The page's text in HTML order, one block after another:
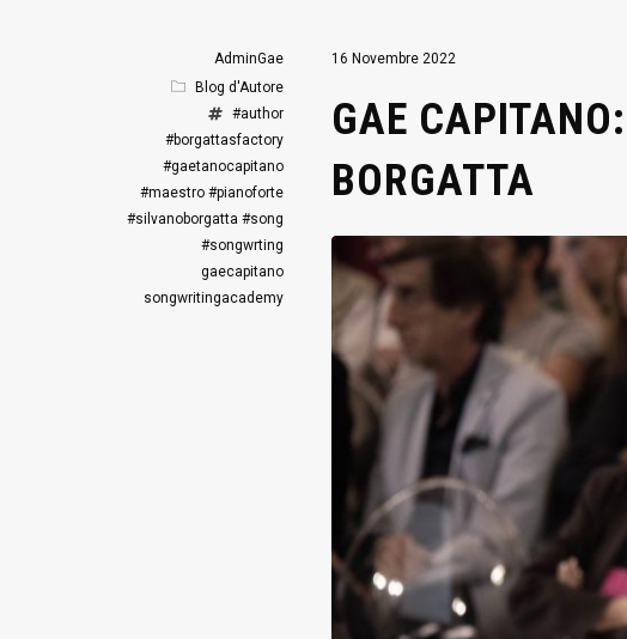
16 Novembre 2022
GAE
BORGATTA
AdminGae
Blog d'Autore
#author
#borgattasfactory
#gaetanocapitano
#maestro #pianoforte
#silvanoborgatta #song
#songwrting
gaecapitano
songwritingacademy